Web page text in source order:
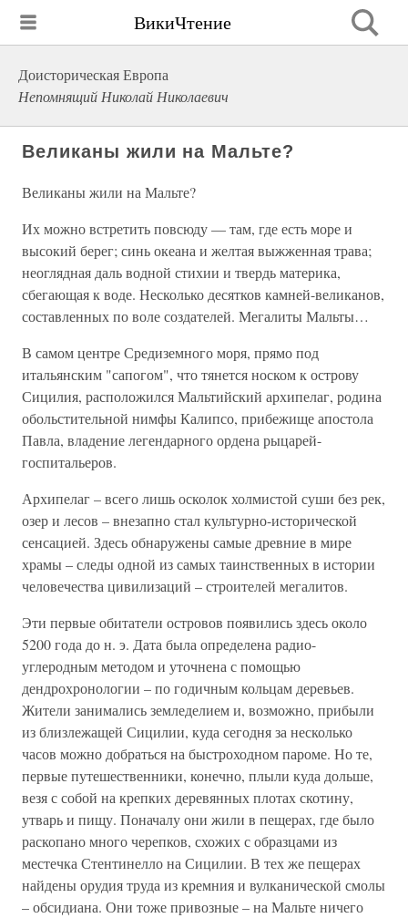
ВикиЧтение
Доисторическая Европа
Непомнящий Николай Николаевич
Великаны жили на Мальте?
Великаны жили на Мальте?
Их можно встретить повсюду — там, где есть море и
высокий берег; синь океана и желтая выжженная трава;
неоглядная даль водной стихии и твердь материка,
сбегающая к воде. Несколько десятков камней-великанов,
составленных по воле создателей. Мегалиты Мальты…
В самом центре Средиземного моря, прямо под
итальянским "сапогом", что тянется носком к острову
Сицилия, расположился Мальтийский архипелаг, родина
обольстительной нимфы Калипсо, прибежище апостола
Павла, владение легендарного ордена рыцарей-
госпитальеров.
Архипелаг – всего лишь осколок холмистой суши без рек,
озер и лесов – внезапно стал культурно-исторической
сенсацией. Здесь обнаружены самые древние в мире
храмы – следы одной из самых таинственных в истории
человечества цивилизаций – строителей мегалитов.
Эти первые обитатели островов появились здесь около
5200 года до н. э. Дата была определена радио-
углеродным методом и уточнена с помощью
дендрохронологии – по годичным кольцам деревьев.
Жители занимались земледелием и, возможно, прибыли
из близлежащей Сицилии, куда сегодня за несколько
часов можно добраться на быстроходном пароме. Но те,
первые путешественники, конечно, плыли куда дольше,
везя с собой на крепких деревянных плотах скотину,
утварь и пищу. Поначалу они жили в пещерах, где было
раскопано много черепков, схожих с образцами из
местечка Стентинелло на Сицилии. В тех же пещерах
найдены орудия труда из кремния и вулканической смолы
– обсидиана. Они тоже привозные – на Мальте ничего